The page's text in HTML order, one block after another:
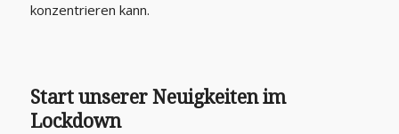
konzentrieren kann.
Start unserer Neuigkeiten im
Lockdown